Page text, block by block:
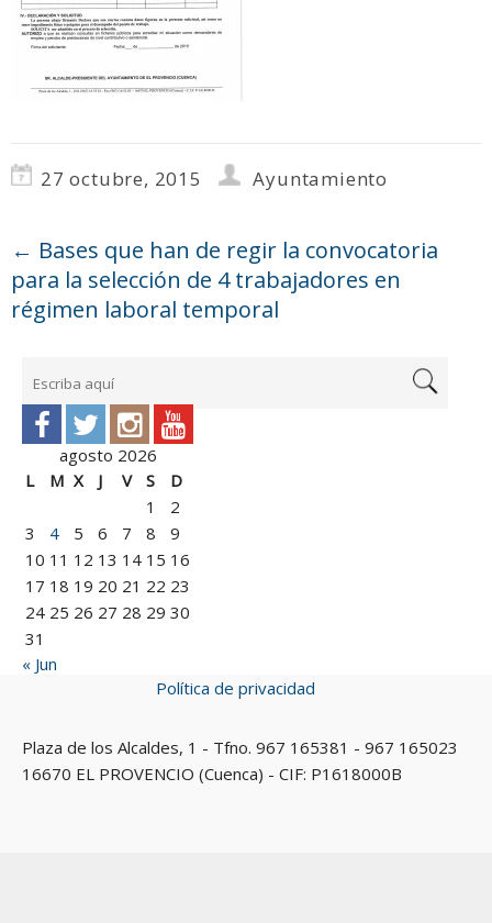
27 octubre, 2015 Ayuntamiento
← Bases que han de regir la convocatoria
para la selección de 4 trabajadores en
régimen laboral temporal
agosto 2026
L
M X J V S
D
1
2
3
4 5 6 7 8
9
10 11 12 13 14 15 16
17 18 19 20 21 22 23
24 25 26 27 28 29 30
31
« Jun
Política de privacidad
Plaza de los Alcaldes, 1 - Tfno. 967 165381 - 967 165023
16670 EL PROVENCIO (Cuenca) - CIF: P1618000B